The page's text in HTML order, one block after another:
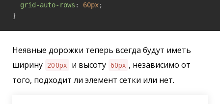
grid-auto-rows : 60px;
Неявные дорожки теперь всегда будут иметь
ширину 200px и высоту 60px , независимо от
того, подходит ли элемент сетки или нет.